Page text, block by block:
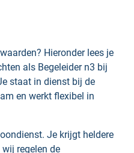
Hieronder lees je
als Begeleider n3 bij
staat in dienst bij de
en werkt flexibel in
Je krijgt heldere
regelen de